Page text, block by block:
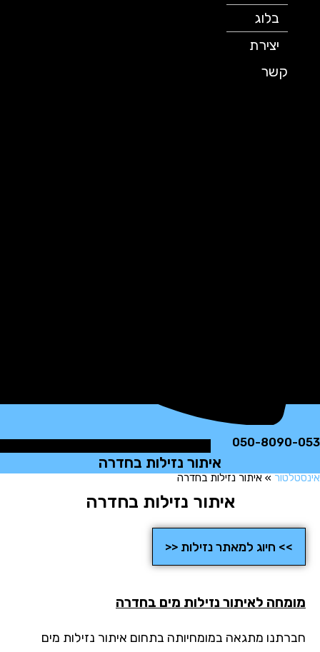
יצירת
קשר
050-
איתור נזילות בחדרה
»איתור נזילות בחדרה
איתור נזילות בחדרה
>> חיוג למאתר נזילות <<
לאיתור נזילות מים בחדרה
מתגאה במומחיותה בתחום איתור נזילות מים